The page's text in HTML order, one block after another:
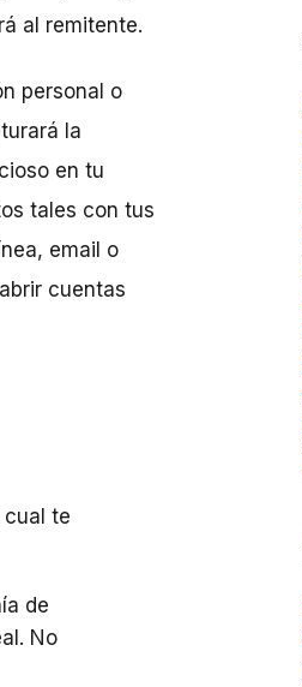
al remitente.
personal o
la
en tu
tales con tus
email o
cuentas
cual te
de
No